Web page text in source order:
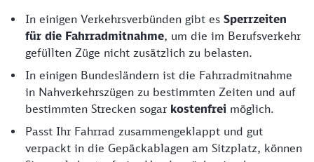
In einigen Verkehrsverbünden gibt es Sperrzeiten
für die Fahrradmitnahme, um die im Berufsverkehr
gefüllten Züge nicht zusätzlich zu belasten.
In einigen Bundesländern ist die Fahrradmitnahme
in Nahverkehrszügen zu bestimmten Zeiten und auf
bestimmten Strecken sogar kostenfrei möglich.
Passt Ihr Fahrrad zusammengeklappt und gut
verpackt in die Gepäckablagen am Sitzplatz, können